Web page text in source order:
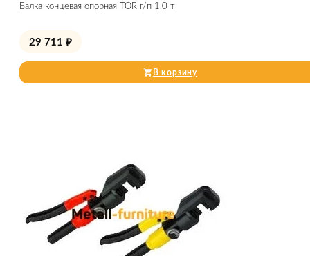
Балка концевая опорная TOR г/п 1,0 т
29 711 ₽
В корзину